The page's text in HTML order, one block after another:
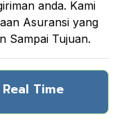
anda. Kami
Asuransi yang
Sampai Tujuan.
Time